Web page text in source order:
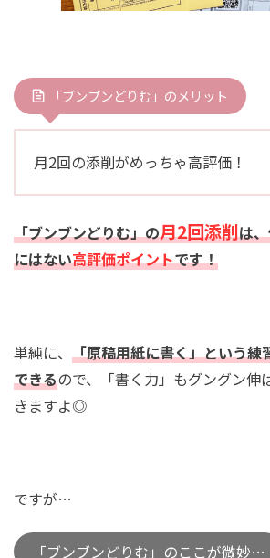
「ブンブンどりむ」のメリット
月2回の添削がめっちゃ高評価！
「ブンブンどりむ」の月2回添削は
にはない高評価ポイントです！
単純に、 「原稿用紙に書く」という練
できるので、「書く力」もグングン伸
きますよ◎
ですが…
「ブンブンどりむ」のここが微妙…